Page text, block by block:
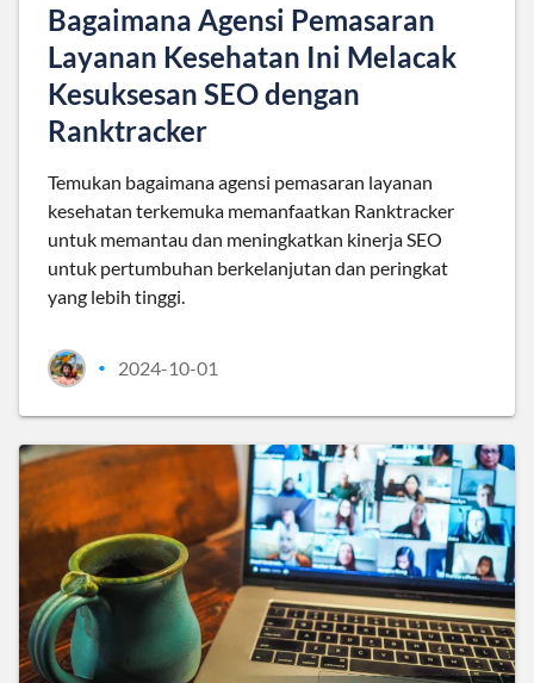
Bagaimana Agensi Pemasaran
Layanan Kesehatan Ini Melacak
Kesuksesan SEO dengan
Ranktracker
Temukan bagaimana agensi pemasaran layanan
kesehatan terkemuka memanfaatkan Ranktracker
untuk memantau dan meningkatkan kinerja SEO
untuk pertumbuhan berkelanjutan dan peringkat
yang lebih tinggi.
• 2024-10-01